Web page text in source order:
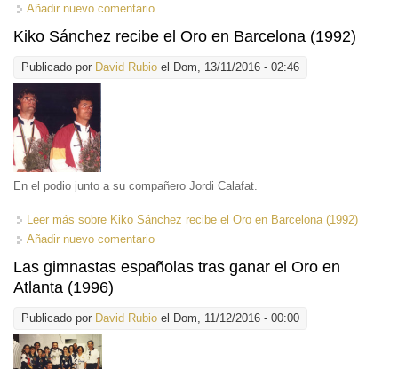
Añadir nuevo comentario
Kiko Sánchez recibe el Oro en Barcelona (1992)
Publicado por David Rubio el Dom, 13/11/2016 - 02:46
En el podio junto a su compañero Jordi Calafat.
Leer más sobre Kiko Sánchez recibe el Oro en Barcelona (1992)
Añadir nuevo comentario
Las gimnastas españolas tras ganar el Oro en
Atlanta (1996)
Publicado por David Rubio el Dom, 11/12/2016 - 00:00